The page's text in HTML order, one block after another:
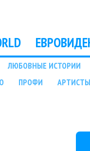
ЛЮБОВНЫЕ ИСТОРИИ
ПРОФИ АРТИСТЫ